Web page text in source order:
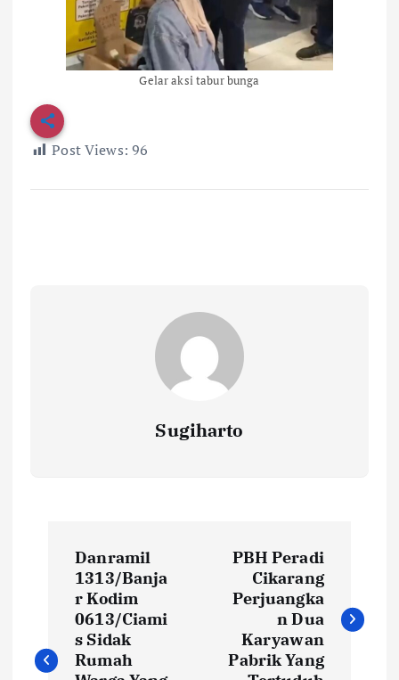
Gelar aksi tabur bunga
Post Views: 96
Sugiharto
Danramil
1313/Banja
r Kodim
0613/Ciami
s Sidak
Rumah
PBH Peradi
Cikarang
Perjuangka
n Dua
Karyawan
Pabrik Yang